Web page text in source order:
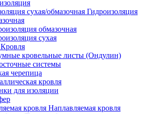
Гидроизоляция
обмазочная
сухая
Кровля
кровельные листы (Ондулин)
системы
черепица
кровля
для изоляции
Наплавляемая кровля